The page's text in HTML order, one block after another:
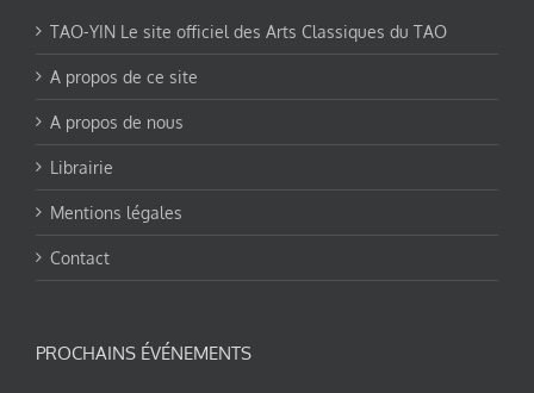
TAO-YIN Le site officiel des Arts Classiques du TAO
A propos de ce site
A propos de nous
Librairie
Mentions légales
Contact
PROCHAINS ÉVÉNEMENTS